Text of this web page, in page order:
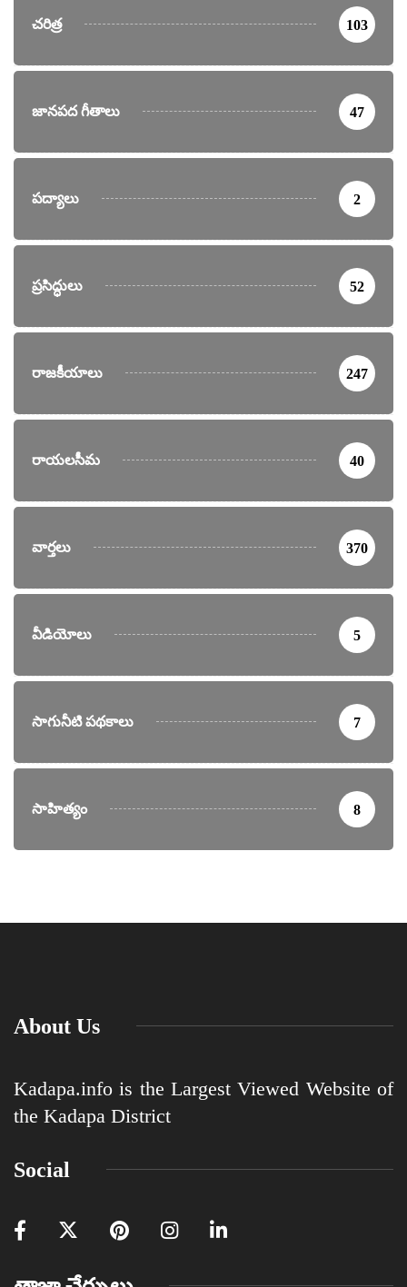
చరిత్ర 103
జానపద గీతాలు 47
పద్యాలు 2
ప్రసిద్ధులు 52
రాజకీయాలు 247
రాయలసీమ 40
వార్తలు 370
వీడియోలు 5
సాగునీటి పథకాలు 7
సాహిత్యం 8
About Us
Kadapa.info is the Largest Viewed Website of
the Kadapa District
Social